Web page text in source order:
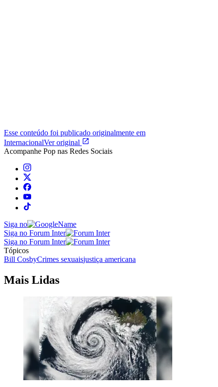
Esse conteúdo foi publicado originalmente em
InternacionalVer original
Acompanhe Pop nas Redes Sociais
Siga no
Siga no Forum Inter
Siga no Forum Inter
Tópicos
Bill CosbyCrimes sexuaisjustiça americana
Mais Lidas